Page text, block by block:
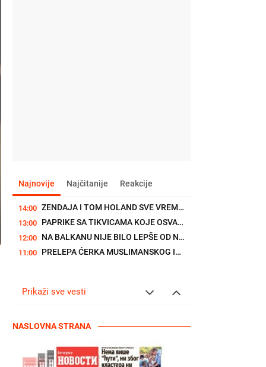
Najnovije Najčitanije Reakcije
14:00 ZENDAJA I TOM HOLAND SVE VREME KRILI BRAK? Evo kako je...
13:00 PAPRIKE SA TIKVICAMA KOJE OSVAJAJU NA PRVI ZALOGAJ: Posni ručak za...
12:00 NA BALKANU NIJE BILO LEPŠE OD NJE, A DANAS JE POREDE SA MRTVOM...
11:00 PRELEPA ĆERKA MUSLIMANSKOG IMAMA MU SE DEBELO ZAMERILA KADA JE...
Prikaži sve vesti
NASLOVNA STRANA